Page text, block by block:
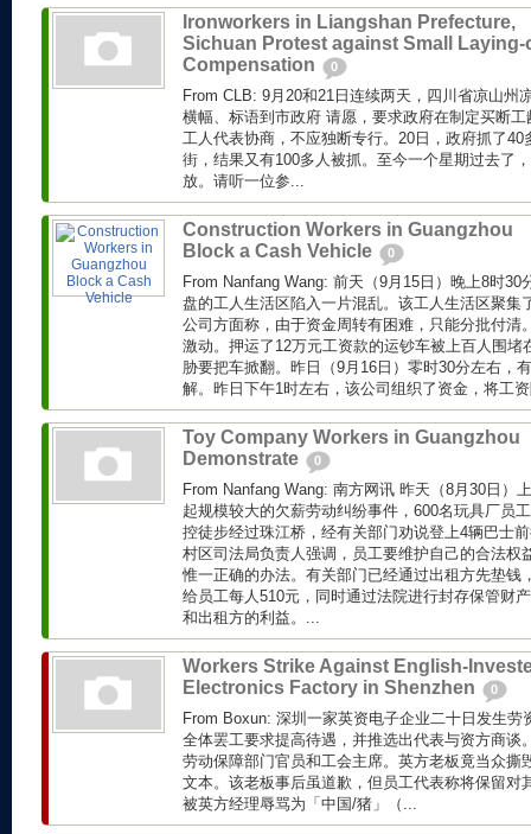
Ironworkers in Liangshan Prefecture,
Sichuan Protest against Small Laying-
Compensation
0
From CLB: 9月20和21日连续两天，四川省凉山州
横幅、标语到市政府 请愿，要求政府在制定买断
工人代表协商，不应独断专行。20日，政府抓了
街，结果又有100多人被抓。至今一个星期过去了
放。请听一位参...
Construction Workers in Guangzhou
Block a Cash Vehicle
0
From Nanfang Wang: 前天（9月15日）晚上8时30
盘的工人生活区陷入一片混乱。该工人生活区聚集
公司方面称，由于资金周转有困难，只能分批付清
激动。押运了12万元工资款的运钞车被上百人围堵
胁要把车掀翻。昨日（9月16日）零时30分左右，
解。昨日下午1时左右，该公司组织了资金，将工
Toy Company Workers in Guangzhou
Demonstrate
0
From Nanfang Wang: 南方网讯 昨天（8月30日）
起规模较大的欠薪劳动纠纷事件，600名玩具厂员
控徒步经过珠江桥，经有关部门劝说登上4辆巴士
村区司法局负责人强调，员工要维护自己的合法权
惟一正确的办法。有关部门已经通过出租方先垫钱
给员工每人510元，同时通过法院进行封存保管财
和出租方的利益。...
Workers Strike Against English-
Electronics Factory in Shenzhen
0
From Boxun: 深圳一家英资电子企业二十日发生劳
全体罢工要求提高待遇，并推选出代表与资方商谈
劳动保障部门官员和工会主席。英方老板竟当众撕
文本。该老板事后虽道歉，但员工代表称将保留对
被英方经理辱骂为「中国/猪」（...